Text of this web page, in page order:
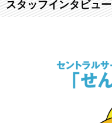
スタッフインタビュー